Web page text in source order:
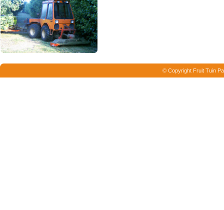
© Copyright Fruit Tuin